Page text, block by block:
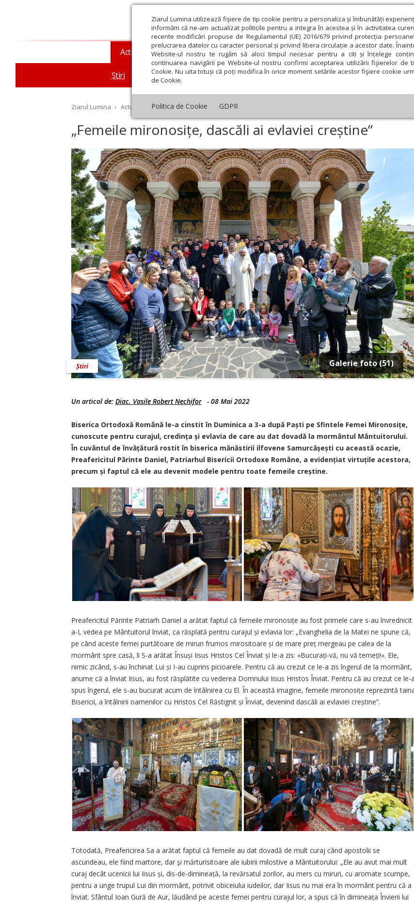
Ziarul Lumina utilizează fişiere de tip cookie pentru a personaliza și îmbunătăți
informăm că ne-am actualizat politicile pentru a integra în acestea și în activitatea
recente modificări propuse de Regulamentul (UE) 2016/679 privind protecția
prelucrarea datelor cu caracter personal și privind libera circulație a acestor date.
Website-ul nostru te rugăm să aloci timpul necesar pentru a citi și înțelege
continuarea navigării pe Website-ul nostru confirmi acceptarea utilizării fişierelor de
Cookie. Nu uita totuși că poți modifica în orice moment setările acestor fişiere cookie
de Cookie.
Politica de Cookie GDPR
Actualitate religioasă
Știri Mesaje și cuvântări An omagial Comunicate de presă
Teologie și spiritualitate Educaţie și Cultură
Ziarul Lumina › Actualitate religioasă › Știri › „Femeile mironosițe, dascăli ai evlaviei creștine”
„Femeile mironosițe, dascăli ai evlaviei creștine”
Galerie foto (51)
Știri
Un articol de: Diac. Vasile Robert Nechifor - 08 Mai 2022
Biserica Ortodoxă Română le-a cinstit în Duminica a 3-a după Paști pe Sfintele Femei Miro­no­sițe,
cunoscute pentru curajul, credința și evlavia de care au dat dovadă la mormântul Mântuitorului.
În cuvântul de învățătură rostit în biserica mănăstirii ilfovene Samurcășești cu această ocazie,
Preafericitul Părinte Daniel, Patriarhul Bisericii Ortodoxe Române, a evidențiat virtuțile acestora,
precum și faptul că ele au devenit modele pentru toate femeile creștine.
Preafericitul Părinte Patriarh Daniel a arătat faptul că femeile miro­nosițe au fost primele care s-au învrednicit
a-L vedea pe Mântuitorul înviat, ca răsplată pentru curajul și evlavia lor: „Evanghelia de la Matei ne spune că,
pe când aceste femei purtătoare de miruri frumos mirositoare și de mare preț mergeau pe calea de la
mormânt spre casă, li S-a arătat Însuși Iisus Hristos Cel Înviat și le-a zis: «Bucu­rați-vă, nu vă temeți!». Ele,
nimic zicând, s-au închinat Lui și I-au cuprins picioarele. Pentru că au crezut ce le-a zis îngerul de la mormânt,
anume că a înviat Iisus, au fost răsplătite cu vederea Domnului Iisus Hristos Înviat. Pentru că au crezut ce le-a
spus îngerul, ele s-au bucurat acum de întâlnirea cu El. În această imagine, femeile mironosițe reprezintă
Bisericii, a întâlnirii oamenilor cu Hristos Cel Răstignit și Înviat, devenind dascăli ai evlaviei creștine”.
Totodată, Preafericirea Sa a arătat faptul că femeile au dat dovadă de mult curaj când apostolii se
ascundeau, ele fiind martore, dar şi mărturisitoare ale iubirii milostive a Mântuitorului: „Ele au avut mai mult
curaj decât ucenicii lui Iisus și, dis-de-dimineață, la revărsatul zorilor, au mers cu miruri, cu aromate scumpe,
pentru a unge trupul Lui din mormânt, potrivit obiceiului iudeilor, dar Iisus nu mai era în mormânt pentru că a
înviat. Sfântul Ioan Gură de Aur, lăudând pe aceste femei pentru curajul lor, a spus că în dimineața Învierii lui
Octombrie Noiembrie Decembrie Ianuarie Februarie Martie Aprilie Mai